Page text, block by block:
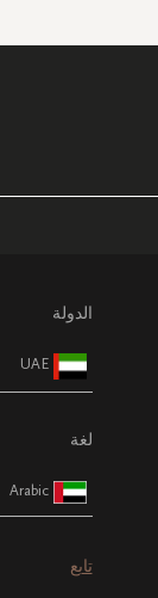
الدولة
UAE
لغة
Arabic
تابع